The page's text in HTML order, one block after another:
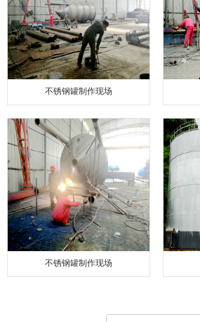
不锈钢罐制作现场
不锈钢罐制作现场